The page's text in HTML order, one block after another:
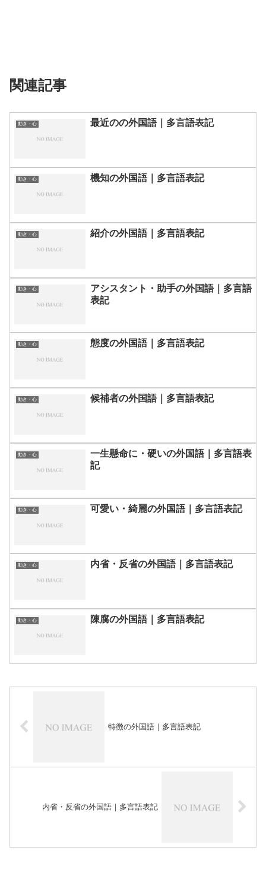
関連記事
動き・心 最近のの外国語｜多言語表記
動き・心 機知の外国語｜多言語表記
動き・心 紹介の外国語｜多言語表記
動き・心
アシスタント・助手の外国語｜多言語
表記
動き・心 態度の外国語｜多言語表記
動き・心 候補者の外国語｜多言語表記
動き・心
一生懸命に・硬いの外国語｜多言語表
記
動き・心 可愛い・綺麗の外国語｜多言語表記
動き・心 内省・反省の外国語｜多言語表記
動き・心 陳腐の外国語｜多言語表記
特徴の外国語｜多言語表記
内省・反省の外国語｜多言語表記